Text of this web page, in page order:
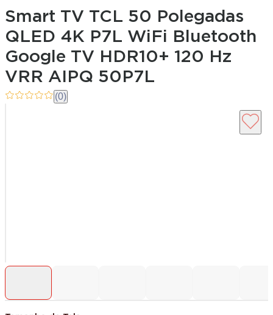
Smart TV TCL 50 Polegadas
QLED 4K P7L WiFi Bluetooth
Google TV HDR10+ 120 Hz
VRR AIPQ 50P7L
(0)